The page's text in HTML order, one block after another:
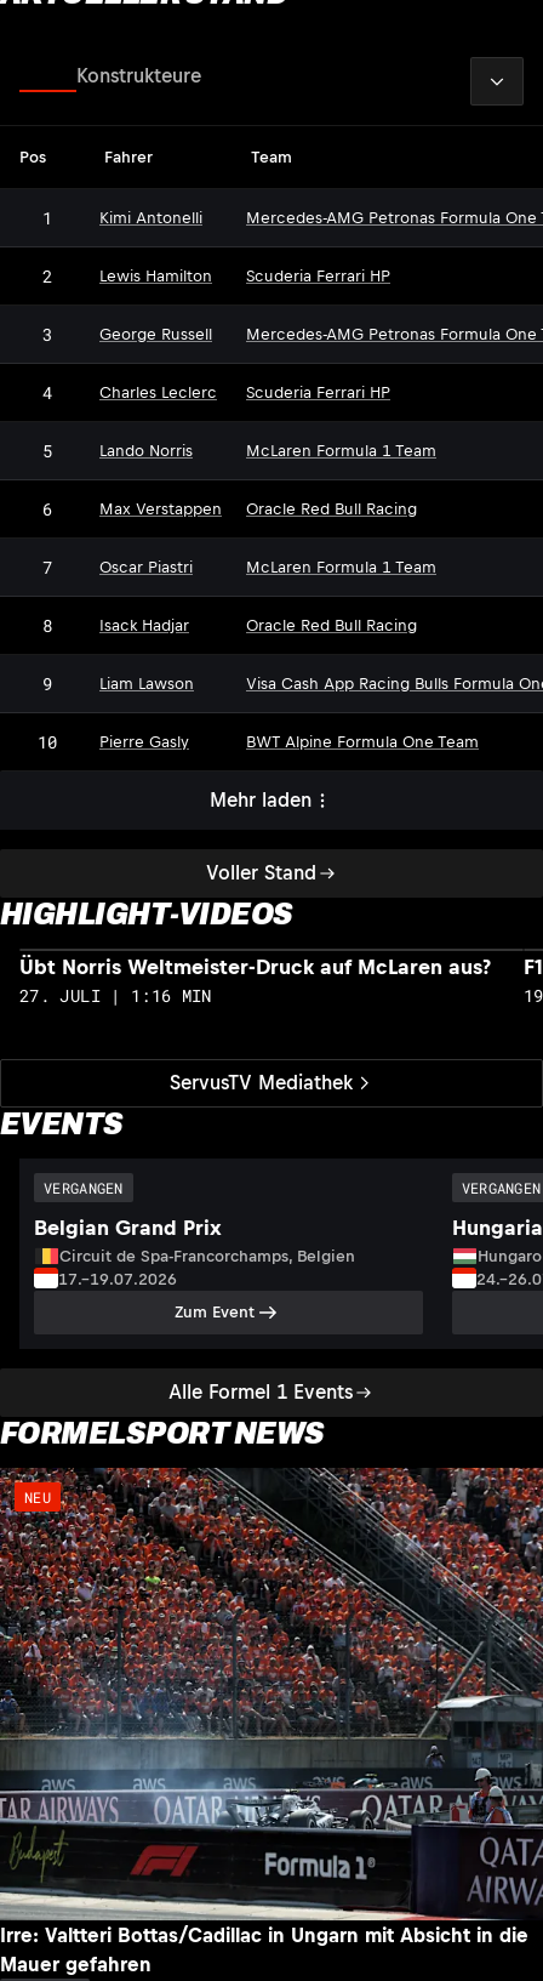
Voller Stand
Konstrukteure
Pos Fahrer Team
1 Kimi Antonelli Mercedes-AMG Petronas Formula One
2 Lewis Hamilton Scuderia Ferrari HP
3 George Russell Mercedes-AMG Petronas Formula One
4 Charles Leclerc Scuderia Ferrari HP
5 Lando Norris McLaren Formula 1 Team
6 Max Verstappen Oracle Red Bull Racing
7 Oscar Piastri McLaren Formula 1 Team
8 Isack Hadjar Oracle Red Bull Racing
9 Liam Lawson Visa Cash App Racing Bulls Formula
10 Pierre Gasly BWT Alpine Formula One Team
Mehr laden
HIGHLIGHT-VIDEOS
ServusTV Mediathek
Übt Norris Weltmeister-Druck auf McLaren aus?
27. JULI | 1:16 MIN
EVENTS
Alle Formel 1 Events
VERGANGEN
Belgian Grand Prix
Circuit de Spa-Francorchamps, Belgien
17.–19.07.2026
Zum Event
VERGANGEN
FORMELSPORT NEWS
NEU
Irre: Valtteri Bottas/Cadillac in Ungarn mit Absicht in die
Mauer gefahren